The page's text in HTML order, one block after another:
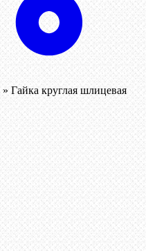
» Гайка круглая шлицевая